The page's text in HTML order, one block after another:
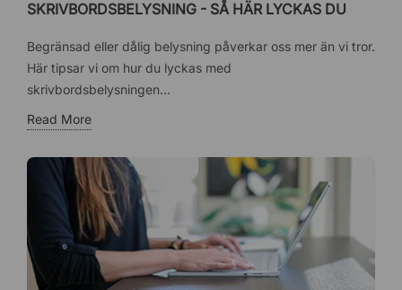
SKRIVBORDSBELYSNING - SÅ HÄR LYCKAS DU
Begränsad eller dålig belysning påverkar oss mer än vi tror.
Här tipsar vi om hur du lyckas med
skrivbordsbelysningen...
Read More